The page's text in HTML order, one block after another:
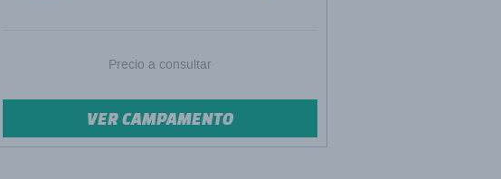
Precio a consultar
VER CAMPAMENTO